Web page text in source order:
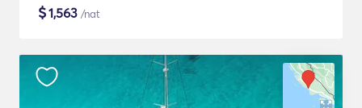
$1,563 /nat